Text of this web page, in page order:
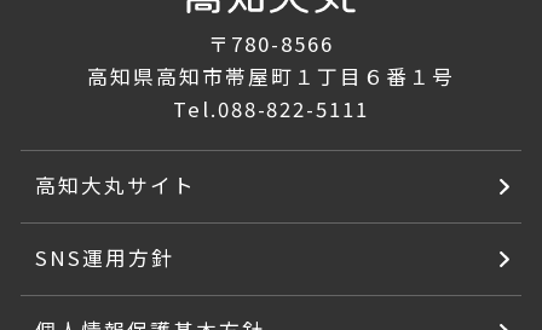
〒780-8566
高知県高知市帯屋町１丁目６番１号
Tel.088-822-5111
高知大丸サイト
SNS運用方針